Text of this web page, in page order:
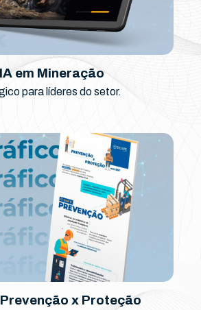
em Mineração
para líderes do setor.
x Proteção